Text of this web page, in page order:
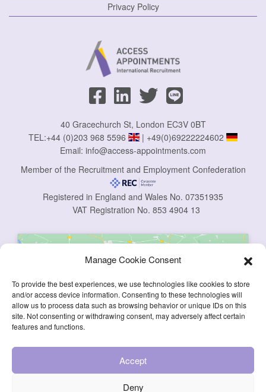
Manage Cookie Consent
To provide the best experiences, we use technologies like cookies to store
and/or access device information. Consenting to these technologies will
allow us to process data such as browsing behavior or unique IDs on this
site. Not consenting or withdrawing consent, may adversely affect certain
features and functions.
Accept
Deny
Privacy Policy
40 Gracechurch St, London EC3V 0BT
TEL:+44 (0)203 968 5596 | +49(0)69222224602
Email: info@access-appointments.com
Member of the Recruitment and Employment Confederation
Registered in England and Wales No. 07351935
VAT Registration No. 853 4904 13
Click to accept marketing cookies and
enable this content